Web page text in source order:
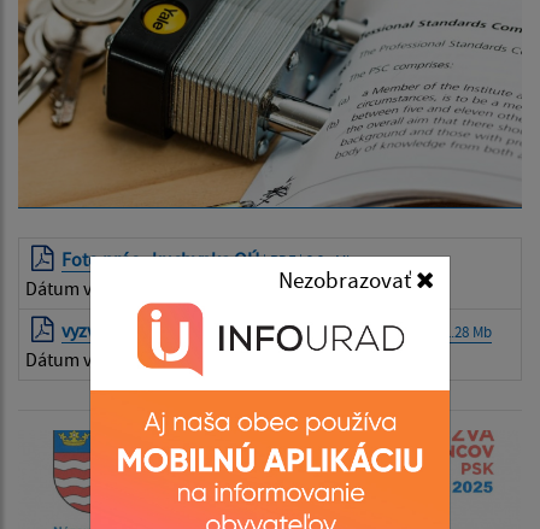
Nezobrazovať
Foto prác - kuchynka OÚ| PDF | 2.27 Mb
Dátum vyvesenia:
vyzva-mikroprogram-editovatelne-pdf (1)| PDF | 1.28 Mb
Dátum vyvesenia:30.11.2021